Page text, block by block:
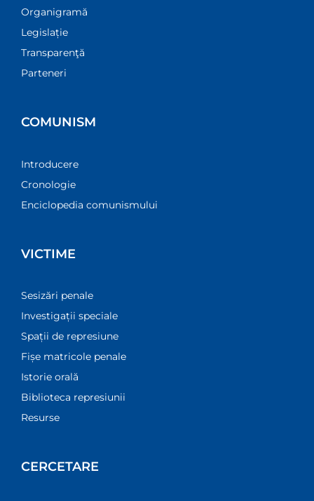
Organigramă
Legislație
Transparenţă
Parteneri
COMUNISM
Introducere
Cronologie
Enciclopedia comunismului
VICTIME
Sesizări penale
Investigații speciale
Spații de represiune
Fișe matricole penale
Istorie orală
Biblioteca represiunii
Resurse
CERCETARE